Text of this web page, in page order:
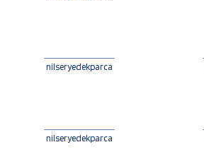
nilseryedekparca
nilseryedekparca